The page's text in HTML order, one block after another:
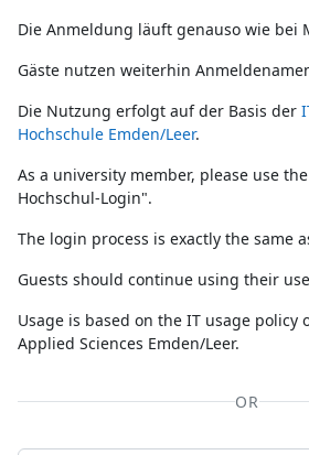
Die Anmeldung läuft genauso wie bei
Gäste nutzen weiterhin
Die Nutzung erfolgt auf der Basis der
Hochschule Emden/Leer.
As a university member, please use
Hochschul-Login".
The login process is exactly the same
Guests should continue using their
Usage is based on the IT usage policy
Applied Sciences Emden/Leer.
OR